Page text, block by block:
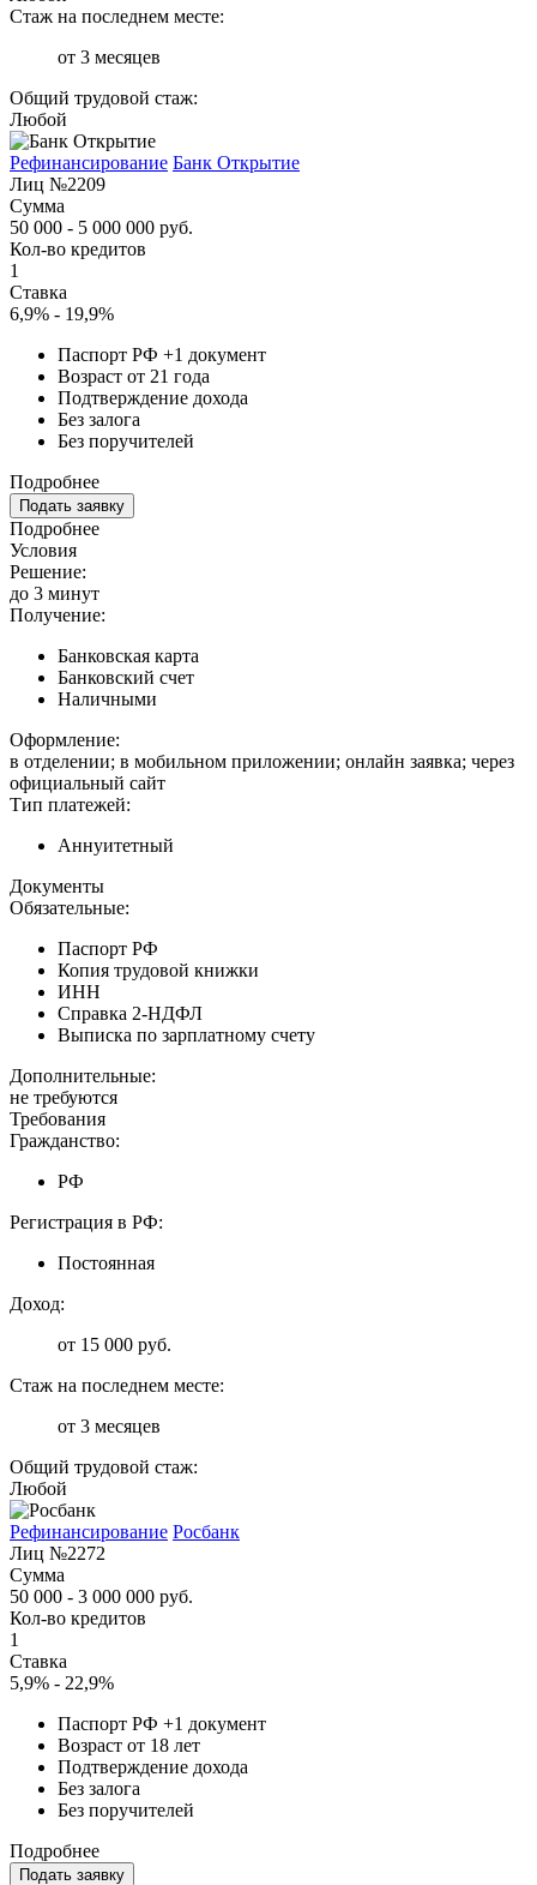
Стаж на последнем месте:
от 3 месяцев
Общий трудовой стаж:
Любой
Рефинансирование Банк Открытие
Лиц №2209
Сумма
50 000 - 5 000 000 руб.
Кол-во кредитов
1
Ставка
6,9% - 19,9%
Паспорт РФ +1 документ
Возраст от 21 года
Подтверждение дохода
Без залога
Без поручителей
Подробнее
Подать заявку
Подробнее
Условия
Решение:
до 3 минут
Получение:
Банковская карта
Банковский счет
Наличными
Оформление:
в отделении; в мобильном приложении; онлайн заявка; через
официальный сайт
Тип платежей:
Аннуитетный
Документы
Обязательные:
Паспорт РФ
Копия трудовой книжки
ИНН
Справка 2-НДФЛ
Выписка по зарплатному счету
Дополнительные:
не требуются
Требования
Гражданство:
РФ
Регистрация в РФ:
Постоянная
Доход:
от 15 000 руб.
Стаж на последнем месте:
от 3 месяцев
Общий трудовой стаж:
Любой
Рефинансирование Росбанк
Лиц №2272
Сумма
50 000 - 3 000 000 руб.
Кол-во кредитов
1
Ставка
5,9% - 22,9%
Паспорт РФ +1 документ
Возраст от 18 лет
Подтверждение дохода
Без залога
Без поручителей
Подробнее
Подать заявку